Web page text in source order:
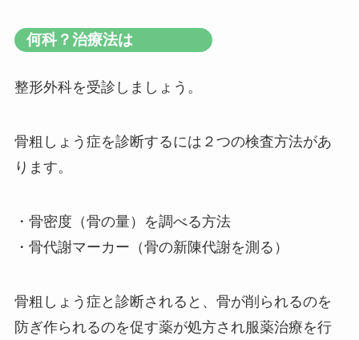
何科？治療法は
整形外科を受診しましょう。
骨粗しょう症を診断するには２つの検査方法があ
ります。
・骨密度（骨の量）を調べる方法
・骨代謝マーカー（骨の新陳代謝を測る）
骨粗しょう症と診断されると、骨が削られるのを
防ぎ作られるのを促す薬が処方され服薬治療を行